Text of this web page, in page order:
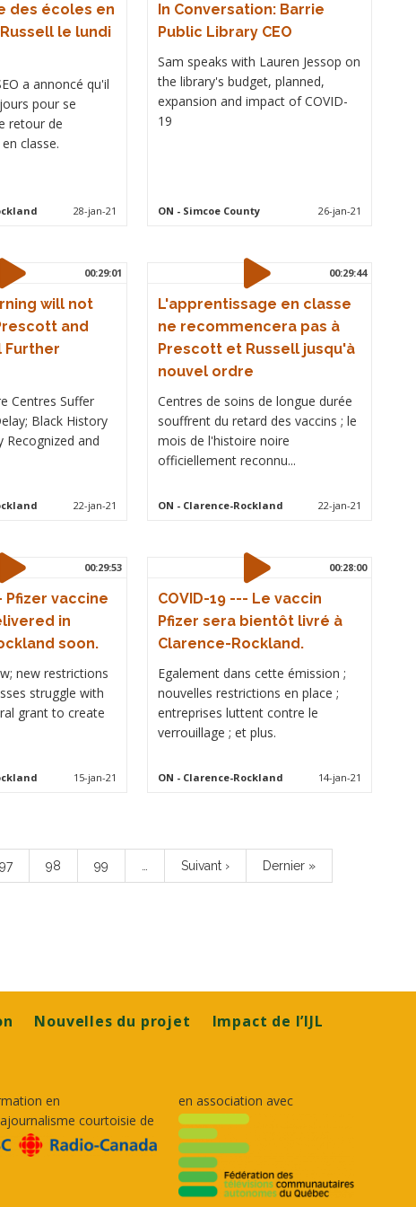
des écoles en
le lundi
a annoncé qu'il
pour se
retour de
classe.
28-jan-21
In Conversation: Barrie
Public Library CEO
Sam speaks with Lauren Jessop on
the library's budget, planned,
expansion and impact of COVID-
19
ON - Simcoe County 26-jan-21
00:29:01
will not
and
Further
Centres Suffer
Black History
Recognized and
22-jan-21
00:29:44
L'apprentissage en classe
ne recommencera pas à
Prescott et Russell jusqu'à
nouvel ordre
Centres de soins de longue durée
souffrent du retard des vaccins ; le
mois de l'histoire noire
officiellement reconnu...
ON - Clarence-Rockland 22-jan-21
00:29:53
Pfizer vaccine
in
soon.
new restrictions
struggle with
grant to create
15-jan-21
00:28:00
COVID-19 --- Le vaccin
Pfizer sera bientôt livré à
Clarence-Rockland.
Egalement dans cette émission ;
nouvelles restrictions en place ;
entreprises luttent contre le
verrouillage ; et plus.
ON - Clarence-Rockland 14-jan-21
Page
97 Page
98 Page
99
Page
suivante
Suivant ›
Dernière
page
Dernier »
Nouvelles du projet
Impact de l’IJL
en
courtoisie de
en association avec